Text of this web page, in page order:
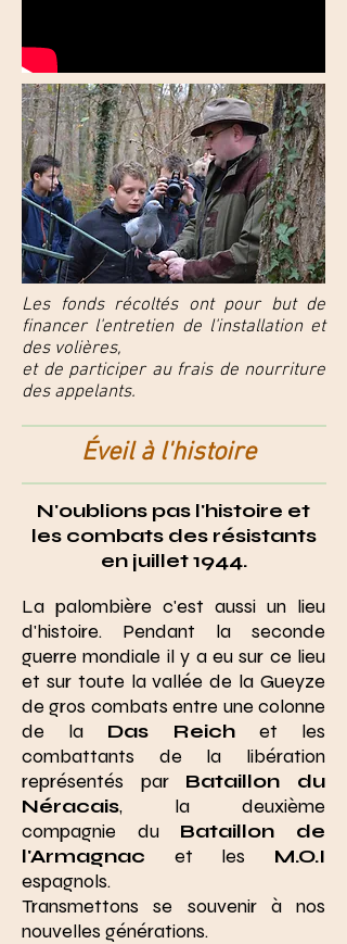
Les fonds récoltés ont pour but de
financer l'entretien de l'installation et
des volières,
et de participer au frais de nourriture
des appelants.
Éveil à l'histoire
N'oublions pas l'histoire et
les combats des résistants
en juillet 1944.
La palombière c'est aussi un lieu
d'histoire. Pendant la seconde
guerre mondiale il y a eu sur ce lieu
et sur toute la vallée de la Gueyze
de gros combats entre une colonne
de la Das Reichet les
combattants de la libération
représentés par Bataillon du
Néracais, la deuxième
compagnie du Bataillon de
l'Armagnac et les M.O.I
espagnols.
Transmettons se souvenir à nos
nouvelles générations.